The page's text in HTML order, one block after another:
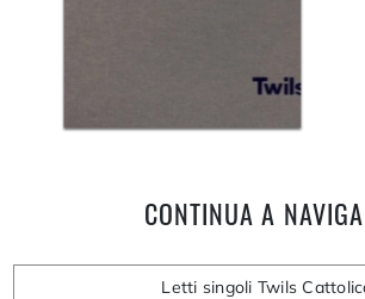
CONTINUA A
Letti singoli Twils